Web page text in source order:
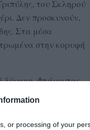
or processing of your
του Σκληρού
Δεν προσκυνούν,
Στα μέσα
στην κορυφή
δύναμη. Φτάνοντας
να δώσει
συγχώρεσιν” για